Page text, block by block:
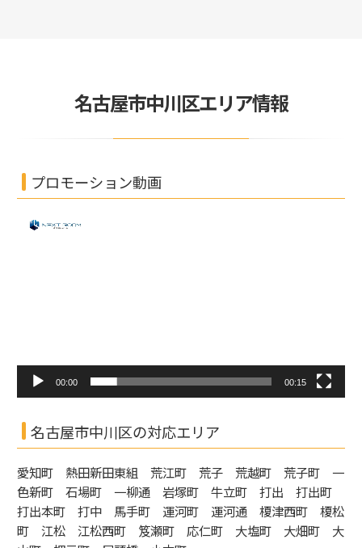
名古屋市中川区エリア情報
プロモーション動画
00:00 00:15
名古屋市中川区の対応エリア
愛知町 熱田新田東組 荒江町 荒子 荒越町 荒子町 一
色新町 石場町 一柳通 岩塚町 牛立町 打出 打出町
打出本町 打中 馬手町 運河町 運河通 榎津西町 榎松
町 江松 江松西町 笈瀬町 応仁町 大塩町 大畑町 大